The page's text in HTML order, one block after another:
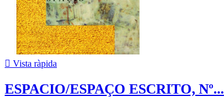
 Vista ràpida
ESPACIO/ESPAÇO ESCRITO, Nº...